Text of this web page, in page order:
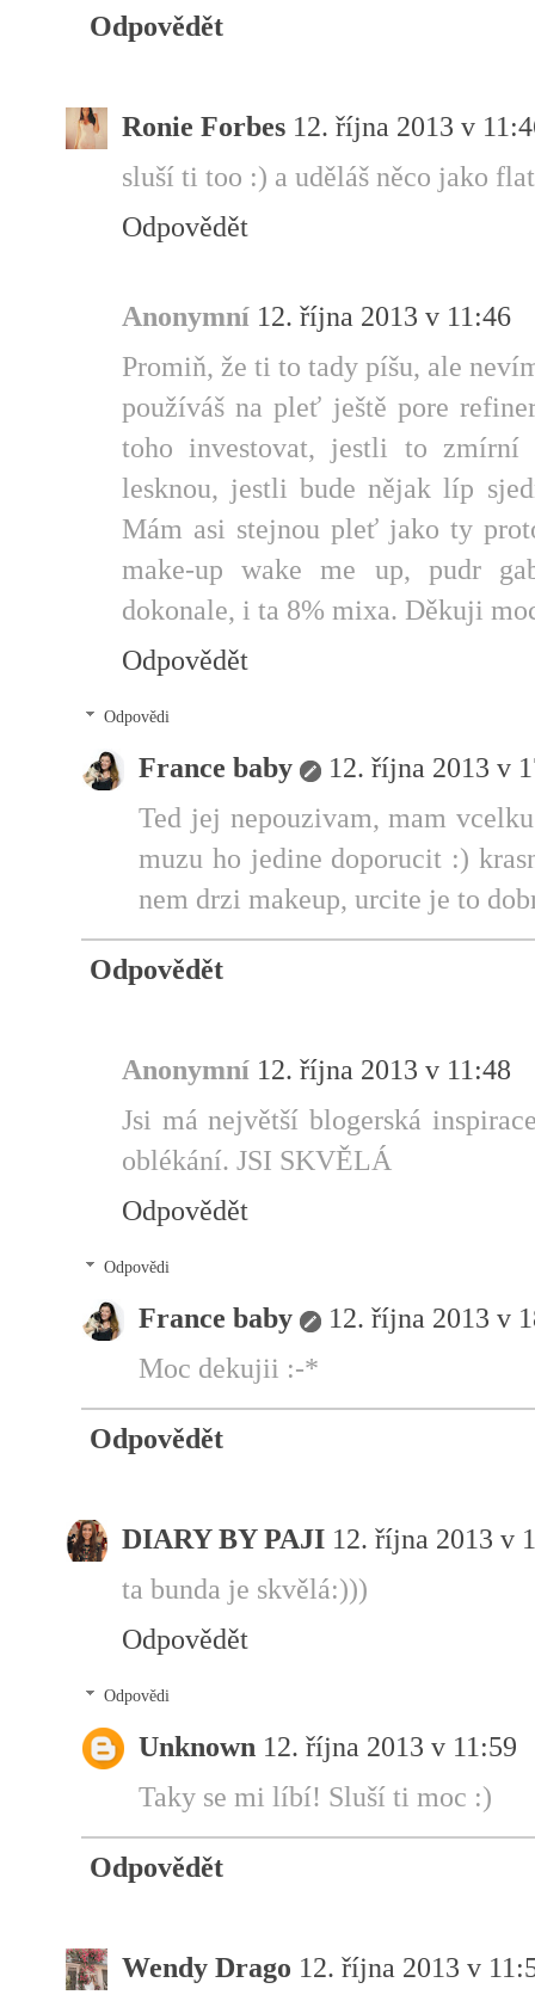
Odpovědět
Ronie Forbes 12. října 2013 v
sluší ti too :) a uděláš něco jako
Odpovědět
Anonymní 12. října 2013 v 11:46
Promiň, že ti to tady píšu, ale
používáš na pleť ještě pore
toho investovat, jestli to
lesknou, jestli bude nějak líp
Mám asi stejnou pleť jako ty
make-up wake me up, pudr
dokonale, i ta 8% mixa. Děkuji
Odpovědět
Odpovědi
France baby
12. října 2013 v
Ted jej nepouzivam, mam
muzu ho jedine doporucit :)
nem drzi makeup, urcite je to
Odpovědět
Anonymní 12. října 2013 v 11:48
Jsi má největší blogerská
oblékání. JSI SKVĚLÁ
Odpovědět
Odpovědi
France baby
12. října 2013 v
Moc dekujii :-*
Odpovědět
DIARY BY PAJI 12. října 2013 v
ta bunda je skvělá:)))
Odpovědět
Odpovědi
Unknown 12. října 2013 v 11:59
Taky se mi líbí! Sluší ti moc :)
Odpovědět
Wendy Drago 12. října 2013 v